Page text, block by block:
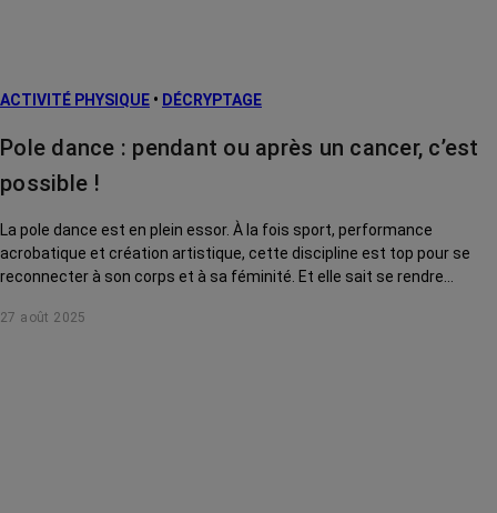
ACTIVITÉ PHYSIQUE • DÉCRYPTAGE
Pole dance : pendant ou après un cancer, c’est
possible !
La pole dance est en plein essor. À la fois sport, performance
acrobatique et création artistique, cette discipline est top pour se
reconnecter à son corps et à sa féminité. Et elle sait se rendre
Démonstration.
27 août 2025